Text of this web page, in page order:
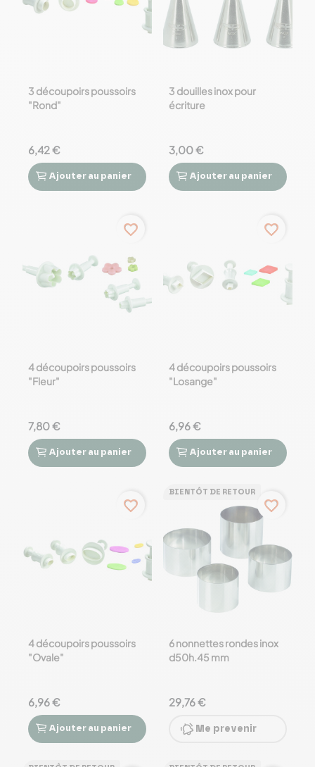
3 découpoirs poussoirs
"Rond"
6,42 €
 
Ajouter au panier
3 douilles inox pour
écriture
3,00 €
 
Ajouter au panier
favorite_border
4 découpoirs poussoirs
"Fleur"
7,80 €
 
Ajouter au panier
favorite_border
4 découpoirs poussoirs
"Losange"
6,96 €
 
Ajouter au panier
favorite_border
4 découpoirs poussoirs
"Ovale"
6,96 €
 
Ajouter au panier
BIENTÔT DE RETOUR
favorite_border
6 nonnettes rondes inox
d50h.45 mm
29,76 €
Me prevenir